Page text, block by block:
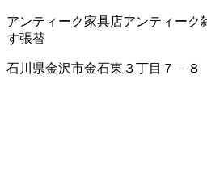
アンティーク家具店アンティーク
す張替
石川県金沢市金石東３丁目７－８